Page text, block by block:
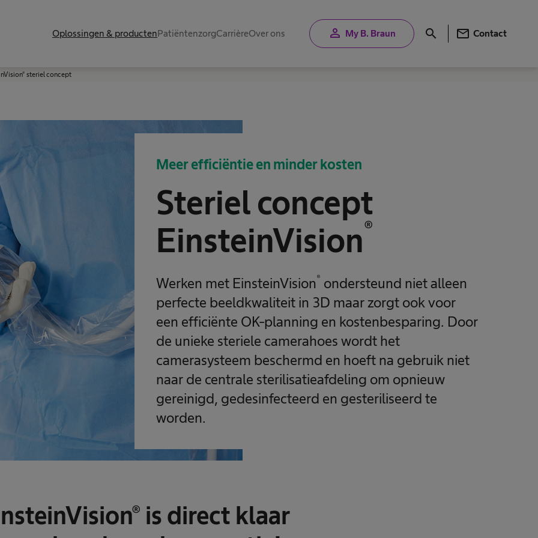
Oplossingen & productenPatiëntenzorgCarrièreOver ons person My B. Braun search mail Contact
steriel concept
Meer efficiëntie en minder kosten
Steriel concept
EinsteinVision®
Werken met EinsteinVision® ondersteund niet alleen
perfecte beeldkwaliteit in 3D maar zorgt ook voor
een efficiënte OK-planning en kostenbesparing. Door
de unieke steriele camerahoes wordt het
camerasysteem beschermd en hoeft na gebruik niet
naar de centrale sterilisatieafdeling om opnieuw
gereinigd, gedesinfecteerd en gesteriliseerd te
worden.
is direct klaar